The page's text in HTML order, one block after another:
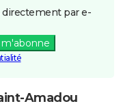
directement par e-
Amadou